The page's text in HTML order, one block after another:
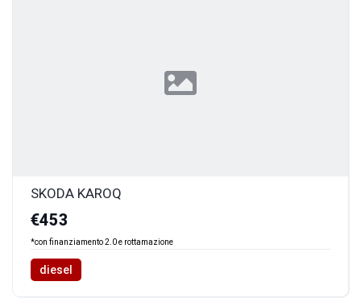
SKODA KAROQ
€453
*con finanziamento 2.0 e rottamazione
diesel